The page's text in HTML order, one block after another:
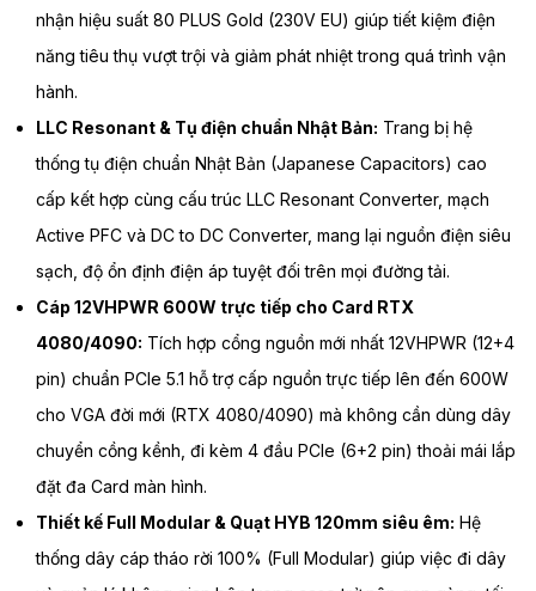
nhận hiệu suất 80 PLUS Gold (230V EU) giúp tiết kiệm điện
năng tiêu thụ vượt trội và giảm phát nhiệt trong quá trình vận
hành.
LLC Resonant & Tụ điện chuẩn Nhật Bản: Trang bị hệ
thống tụ điện chuẩn Nhật Bản (Japanese Capacitors) cao
cấp kết hợp cùng cấu trúc LLC Resonant Converter, mạch
Active PFC và DC to DC Converter, mang lại nguồn điện siêu
sạch, độ ổn định điện áp tuyệt đối trên mọi đường tải.
Cáp 12VHPWR 600W trực tiếp cho Card RTX
4080/4090: Tích hợp cổng nguồn mới nhất 12VHPWR (12+4
pin) chuẩn PCIe 5.1 hỗ trợ cấp nguồn trực tiếp lên đến 600W
cho VGA đời mới (RTX 4080/4090) mà không cần dùng dây
chuyển cồng kềnh, đi kèm 4 đầu PCIe (6+2 pin) thoải mái lắp
đặt đa Card màn hình.
Thiết kế Full Modular & Quạt HYB 120mm siêu êm: Hệ
thống dây cáp tháo rời 100% (Full Modular) giúp việc đi dây